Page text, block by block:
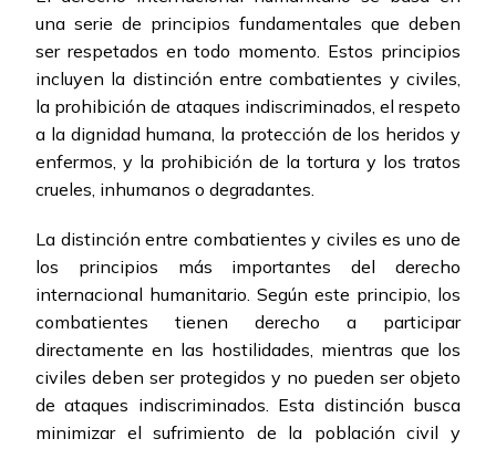
una serie de principios fundamentales que deben
ser respetados en todo momento. Estos principios
incluyen la distinción entre combatientes y civiles,
la prohibición de ataques indiscriminados, el respeto
a la dignidad humana, la protección de los heridos y
enfermos, y la prohibición de la tortura y los tratos
crueles, inhumanos o degradantes.
La distinción entre combatientes y civiles es uno de
los principios más importantes del derecho
internacional humanitario. Según este principio, los
combatientes tienen derecho a participar
directamente en las hostilidades, mientras que los
civiles deben ser protegidos y no pueden ser objeto
de ataques indiscriminados. Esta distinción busca
minimizar el sufrimiento de la población civil y